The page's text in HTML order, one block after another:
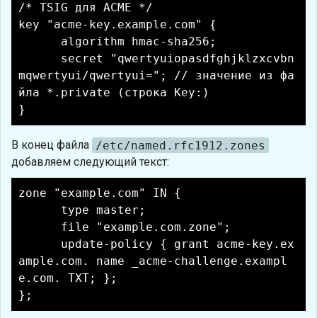
/* TSIG для ACME */
key "acme-key.example.com" {
algorithm hmac-sha256;
secret "qwertyuiopasdfghjklzxcvbn
mqwertyui/qwertyui="; // значение из фа
йла *.private (строка Key:)
}
В конец файла /etc/named.rfc1912.zones
добавляем следующий текст:
zone "example.com" IN {
type master;
file "example.com.zone";
update-policy { grant acme-key.ex
ample.com. name _acme-challenge.exampl
e.com. TXT; };
};